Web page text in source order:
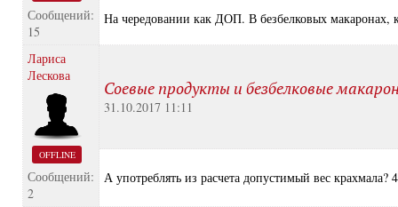
Сообщений:
15
На чередовании как ДОП. В безбелковых макаронах,
Лариса
Лескова
OFFLINE
Сообщений:
2
Соевые продукты и безбелковые
31.10.2017 11:11
А употреблять из расчета допустимый вес